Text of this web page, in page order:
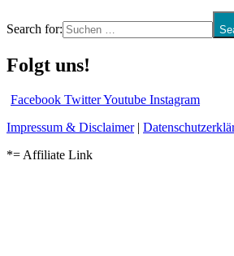
Search for:
Folgt uns!
Facebook TwitterYoutube Instagram
Impressum & Disclaimer|
*= Affiliate Link